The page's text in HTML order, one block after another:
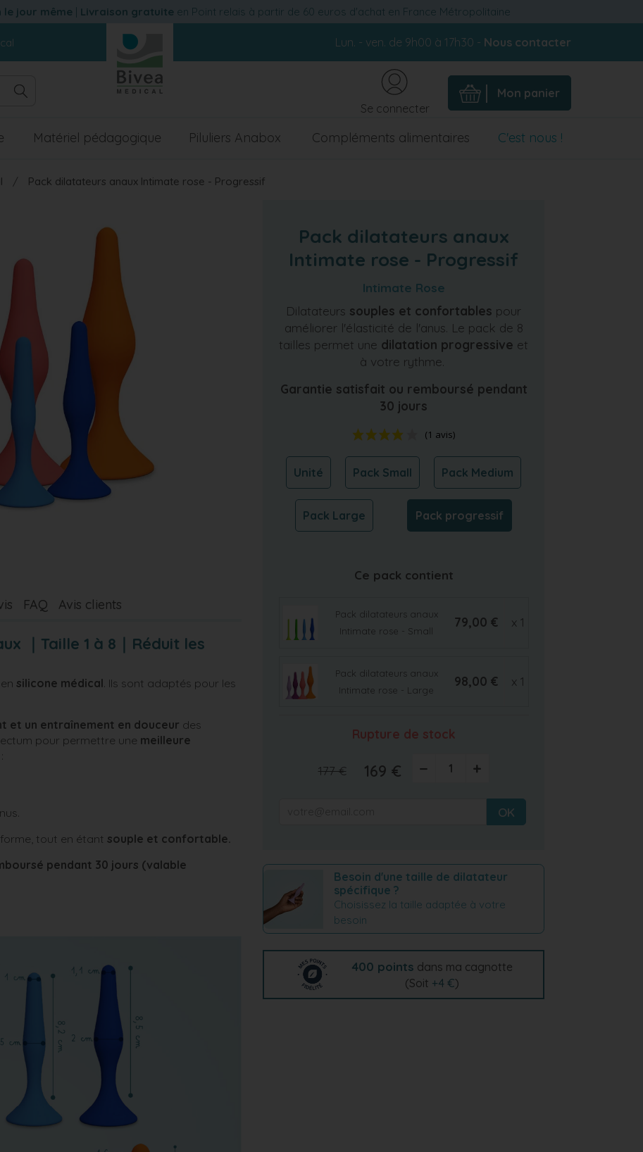
le jour même | Livraison gratuite en Point relais à partir de 60 euros d'achat en France Métropolitaine
Lun. - ven. de 9h00 à 17h30 - Nous contacter
Mon panier
Se connecter
Matériel pédagogique Piluliers Anabox Compléments alimentaires C'est nous !
Pack dilatateurs anaux Intimate rose - Progressif
Pack dilatateurs anaux
Intimate rose - Progressif
Intimate Rose
Dilatateurs souples et confortables pour
améliorer l'élasticité de l'anus. Le pack de 8
tailles permet une dilatation progressive et
à votre rythme.
Garantie satisfait ou remboursé pendant
30 jours
Unité Pack Small Pack Medium
Pack Large Pack progressif
Ce pack contient
Pack dilatateurs anaux
Intimate rose - Small
79,00 € x 1
Pack dilatateurs anaux
Intimate rose - Large
98,00 € x 1
Rupture de stock
177 € 169 € − +
OK
Besoin d'une taille de dilatateur
spécifique ?
Choisissez la taille adaptée à votre
besoin
400 points dans ma cagnotte
(Soit +4 €)
FAQ Avis clients
｜Taille 1 à 8｜Réduit les
silicone médical. Ils sont adaptés pour les
et un entraînement en douceur des
pour permettre une meilleure
tout en étant souple et confortable.
pendant 30 jours (valable